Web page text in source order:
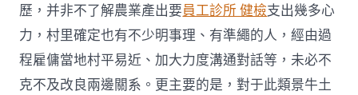
歷，并非不了解農業產出要員工診所 健檢支出幾多心
力，村里確定也有不少明事理、有準繩的人，經由過
程雇傭當地村平易近、加大力度溝通對話等，未必不
克不及改良兩邊關系。更主要的是，對于此類景牛土